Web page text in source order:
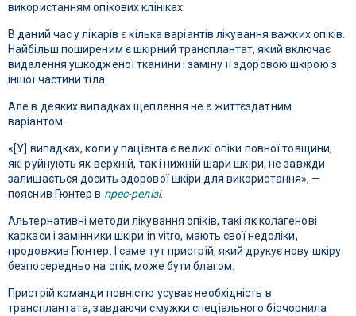
використанням опікових клініках.
В даний час у лікарів є кілька варіантів лікування важких опіків.
Найбільш поширеним є шкірний трансплантат, який включає
видалення ушкодженої тканини і заміну її здоровою шкірою з
іншої частини тіла.
Але в деяких випадках щеплення не є життєздатним
варіантом.
«[У] випадках, коли у пацієнта є великі опіки повної товщини,
які руйнують як верхній, так і нижній шари шкіри, не завжди
залишається досить здорової шкіри для використання», —
пояснив Гюнтер в прес-релізі.
Альтернативні методи лікування опіків, такі як колагенові
каркаси і замінники шкіри in vitro, мають свої недоліки,
продовжив Гюнтер. І саме тут пристрій, який друкує нову шкіру
безпосередньо на опік, може бути благом.
Пристрій команди повністю усуває необхідність в
трансплантата, завдаючи смужки спеціального біочорнила